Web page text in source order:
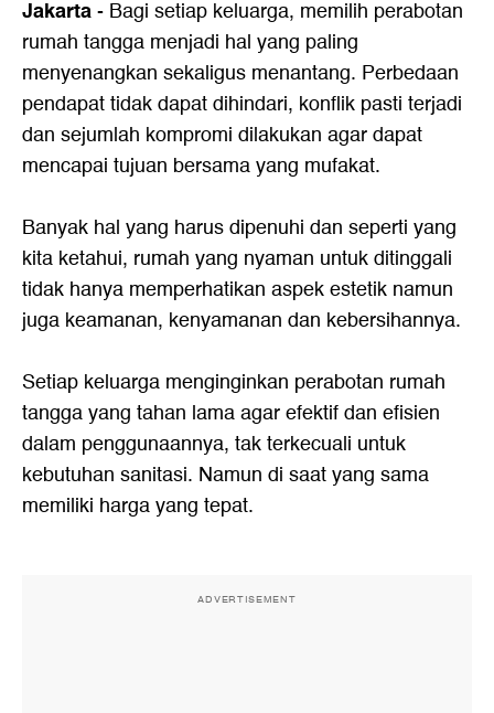
Jakarta- Bagi setiap keluarga, memilih perabotan
rumah tangga menjadi hal yang paling
menyenangkan sekaligus menantang. Perbedaan
pendapat tidak dapat dihindari, konflik pasti terjadi
dan sejumlah kompromi dilakukan agar dapat
mencapai tujuan bersama yang mufakat.
Banyak hal yang harus dipenuhi dan seperti yang
kita ketahui, rumah yang nyaman untuk ditinggali
tidak hanya memperhatikan aspek estetik namun
juga keamanan, kenyamanan dan kebersihannya.
Setiap keluarga menginginkan perabotan rumah
tangga yang tahan lama agar efektif dan efisien
dalam penggunaannya, tak terkecuali untuk
kebutuhan sanitasi. Namun di saat yang sama
memiliki harga yang tepat.
ADVERTISEMENT